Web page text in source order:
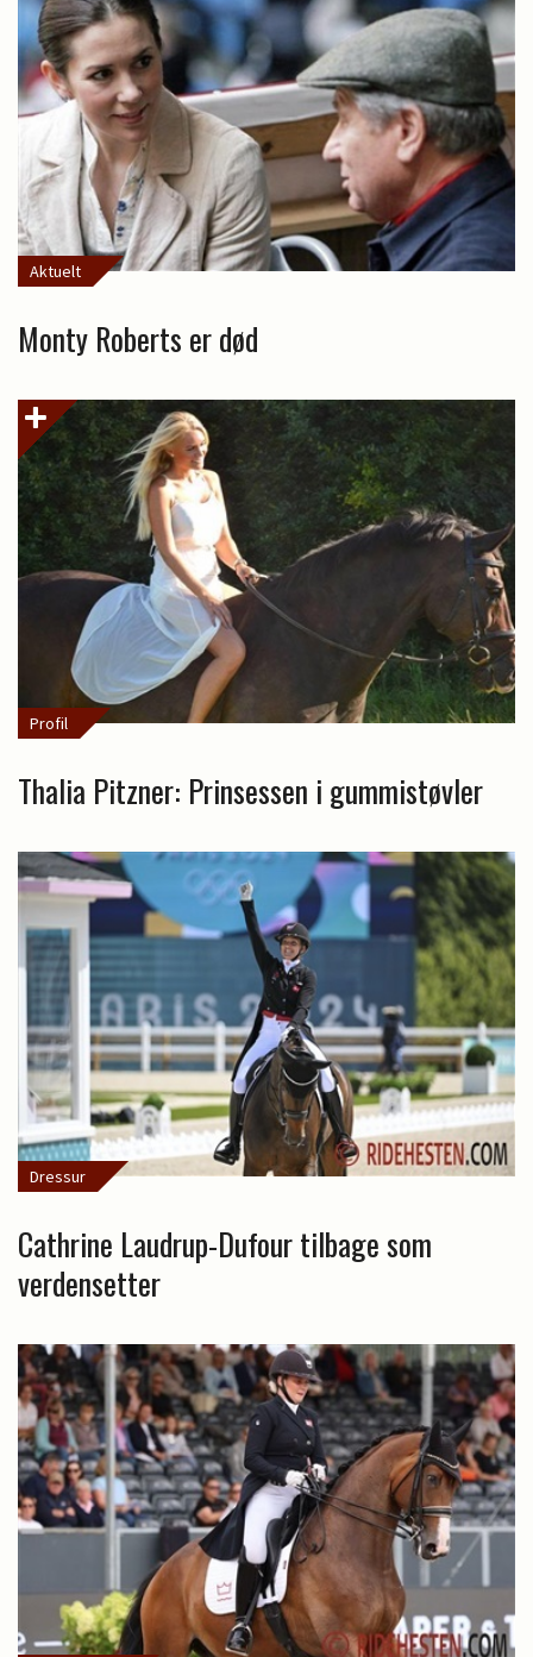
Aktuelt
Monty Roberts er død
Profil
Thalia Pitzner: Prinsessen i gummistøvler
Dressur
Cathrine Laudrup-Dufour tilbage som
verdensetter